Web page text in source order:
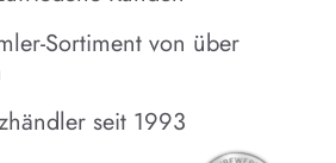
Sortiment von über
seit 1993